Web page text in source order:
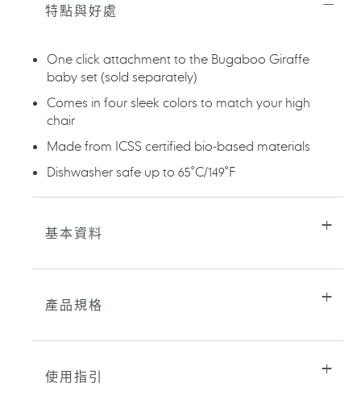
入
購
特點與好處
One click attachment to the Bugaboo Giraffe
baby set (sold separately)
Comes in four sleek colors to match your high
chair
Made from ICSS certified bio-based materials
Dishwasher safe up to 65˚C/149˚F
基本資料
產品規格
使用指引